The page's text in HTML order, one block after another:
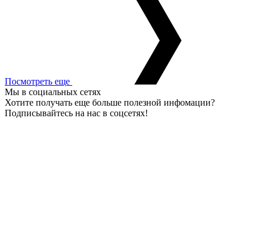
Посмотреть еще
Мы в социальных сетях
Хотите получать еще больше полезной инфомации?
Подписывайтесь на нас в соцсетях!